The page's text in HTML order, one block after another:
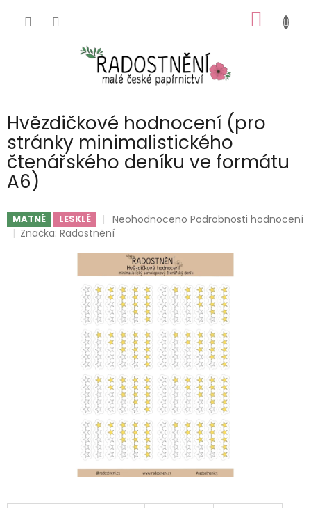
KOŠÍK
Hvězdičkové hodnocení (pro
stránky minimalistického
čtenářského deníku ve formátu
A6)
MATNÉ LESKLÉ
Průměrné
hodnocení
je
0,0
z
5
hvězdiček.
Neohodnoceno Podrobnosti hodnocení
Značka:Radostnění